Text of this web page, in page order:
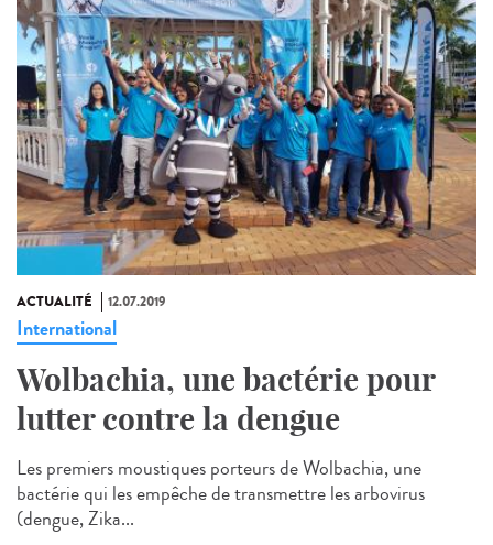
ACTUALITÉ 12.07.2019
International
Wolbachia, une bactérie pour
lutter contre la dengue
Les premiers moustiques porteurs de Wolbachia, une
bactérie qui les empêche de transmettre les arbovirus
(dengue, Zika...